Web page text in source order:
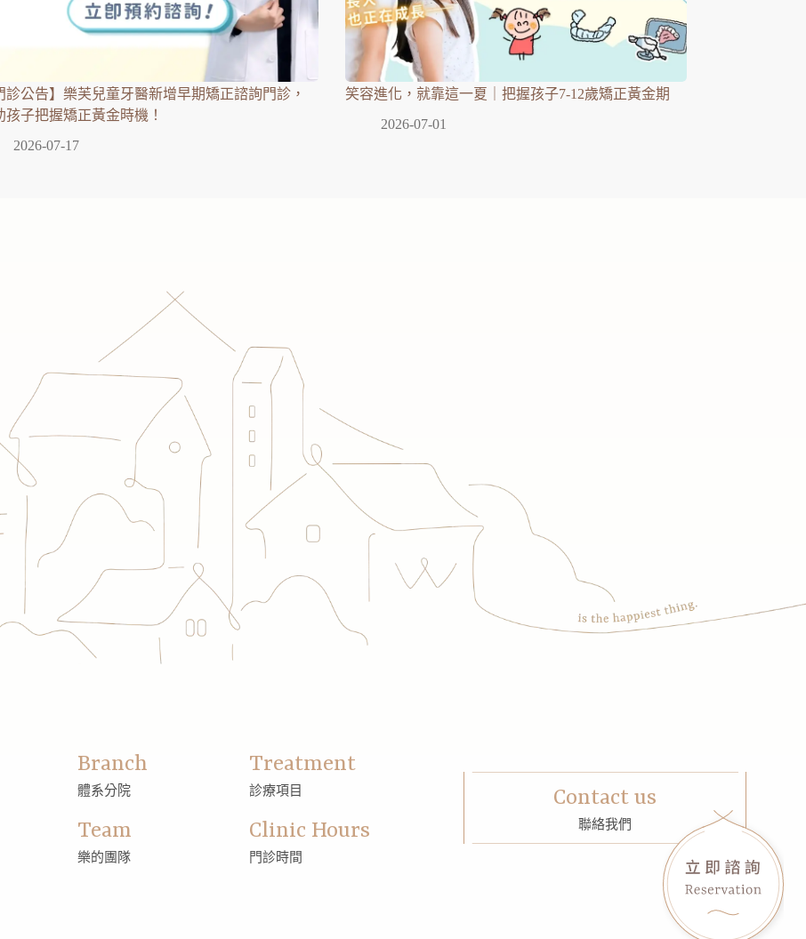
診公告】樂芙兒童牙醫新增早期矯正諮詢門診，
孩子把握矯正黃金時機！
2026-07-17
笑容進化，就靠這一夏｜把握孩子7-12歲矯正黃金期
2026-07-01
Branch
體系分院
Treatment
診療項目
Team
樂的團隊
Clinic Hours
門診時間
Contact us
聯絡我們